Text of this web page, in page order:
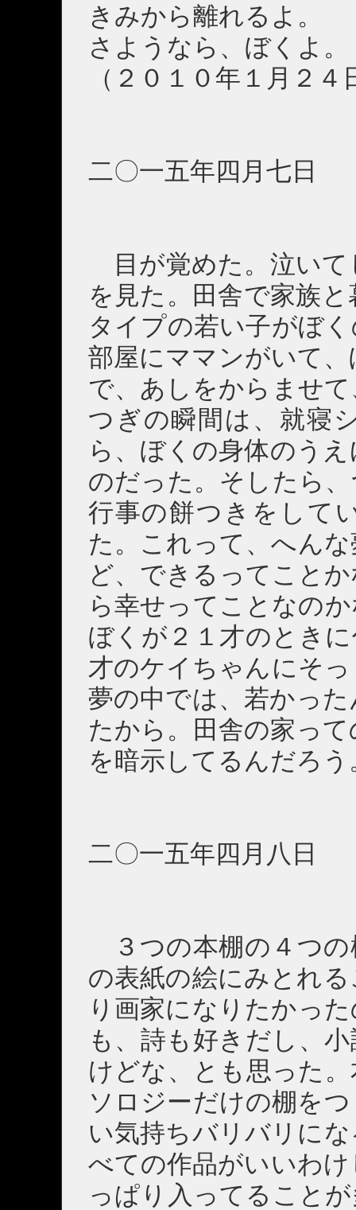
きみから離れるよ。
さようなら、ぼくよ。
（２０１０年１月２
二〇一五年四月七日
目が覚めた。泣いて
を見た。田舎で家族
タイプの若い子がぼ
部屋にママンがいて
で、あしをからませ
つぎの瞬間は、就寝
ら、ぼくの身体のう
のだった。そしたら
行事の餅つきをして
た。これって、へん
ど、できるってこと
ら幸せってことなの
ぼくが２１才のとき
才のケイちゃんにそ
夢の中では、若かっ
たから。田舎の家っ
を暗示してるんだろ
二〇一五年四月八日
３つの本棚の４つの
の表紙の絵にみとれ
り画家になりたかっ
も、詩も好きだし、
けどな、とも思った
ソロジーだけの棚を
い気持ちバリバリに
べての作品がいいわ
っぱり入ってること